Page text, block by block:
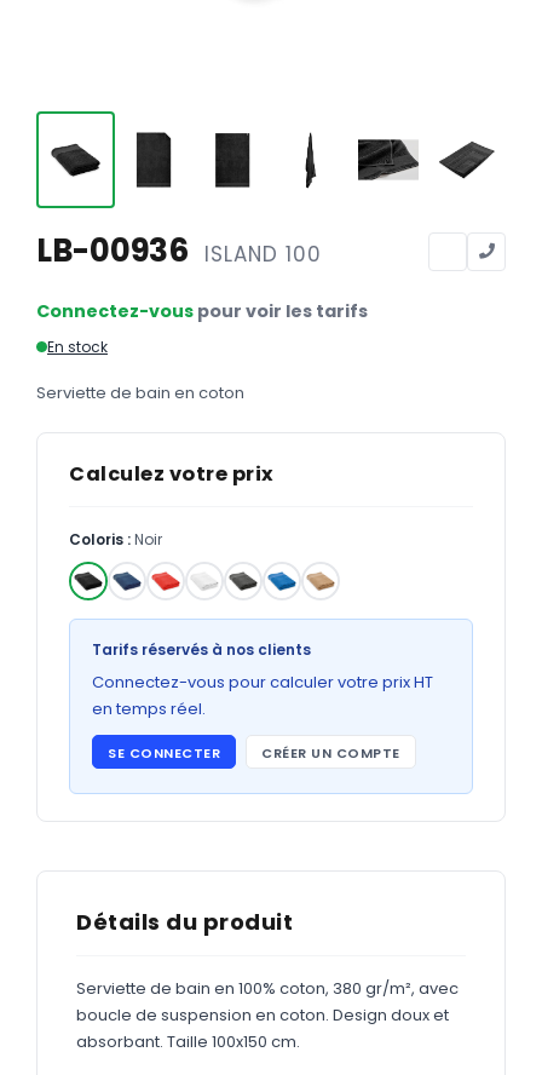
Tête de lettre
Enveloppes
Sous-mains
Chemises
Bons de commande
GRAND FORMAT
Abribus
Plans
Bâche
ADHÉSIFS
Étiquettes adhésives en bobine
Adhésifs vitrine
LB-00936 ISLAND 100
Connectez-vous pour voir les tarifs
En stock
Serviette de bain en coton
Calculez votre prix
Coloris :Noir
Tarifs réservés à nos clients
Connectez-vous pour calculer votre prix HT
en temps réel.
SE CONNECTER CRÉER UN COMPTE
Détails du produit
Serviette de bain en 100% coton, 380 gr/m², avec
boucle de suspension en coton. Design doux et
absorbant. Taille 100x150 cm.